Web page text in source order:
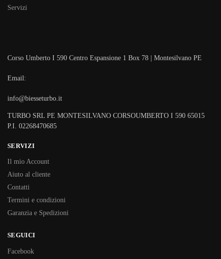
Servizi
Corso Umberto I 590 Centro Espansione 1 Box 78 | Montesilvano PE
Email:
info@biesseturbo.it
TURBO SRL PE MONTESILVANO CORSOUMBERTO I 590 65015
P.I. 02268470685
SERVIZI
Il mio Account
Aiuto al cliente
Contatti
Termini e condizioni
Garanzia e Spedizioni
SEGUICI
Facebook